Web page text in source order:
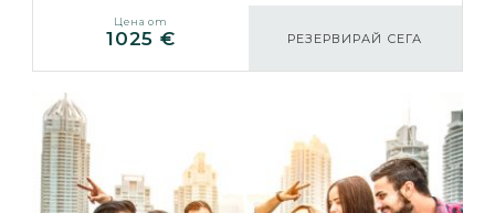
Цена от
1025 € РЕЗЕРВИРАЙ СЕГА